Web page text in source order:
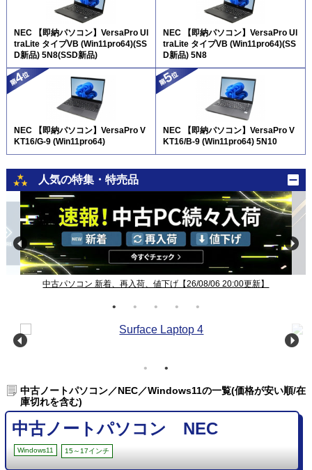
NEC 【即納パソコン】VersaPro Ul
traLite タイプVB (Win11pro64)(SS
D新品) 5N8(SSD新品)
NEC 【即納パソコン】VersaPro Ul
traLite タイプVB (Win11pro64)(SS
D新品) 5N8
NEC 【即納パソコン】VersaPro V
KT16/G-9 (Win11pro64)
NEC 【即納パソコン】VersaPro V
KT16/B-9 (Win11pro64) 5N10
人気の特集・特売品
Windows11ノート一覧【26/08/06 20:00更新】
中古ノートパソコン／NEC／Windows11の一覧(価格が安い順/在
庫切れを含む)
中古ノートパソコン NEC
Windows11 15～17インチ